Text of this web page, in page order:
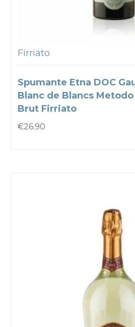
Firriato
Spumante Etna DOC
Blanc de Blancs
Brut Firriato
€26.90